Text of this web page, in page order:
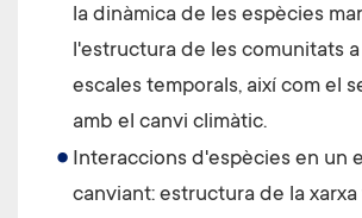
la dinàmica de les espècies
l'estructura de les comunitats
escales temporals, així com el
amb el canvi climàtic.
Interaccions d'espècies en un
canviant: estructura de la